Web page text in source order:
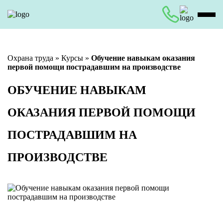
Охрана труда » Курсы » Обучение навыкам оказания
первой помощи пострадавшим на производстве
ОБУЧЕНИЕ НАВЫКАМ
ОКАЗАНИЯ ПЕРВОЙ ПОМОЩИ
ПОСТРАДАВШИМ НА
ПРОИЗВОДСТВЕ